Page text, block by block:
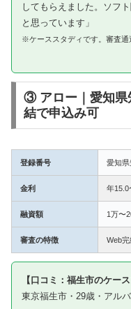
してもらえました。ソフ
と思っています」
※ケーススタディです。審査通
③ アロー｜愛知県
結で申込み可
登録番号 愛知
金利 年15.0
融資額 1万〜
審査の特徴 Web
【口コミ：福生市のケース
東京福生市・29歳・アル